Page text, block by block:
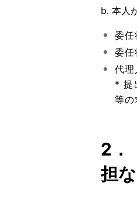
b. 本人
委
委任
代
* 提
等の
2．
担